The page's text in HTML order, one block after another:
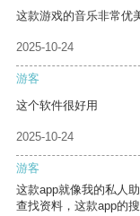
这款游戏的音乐非常优
2025-10-24
游客
这个软件很好用
2025-10-24
游客
这款app就像我的私人
查找资料，这款app的